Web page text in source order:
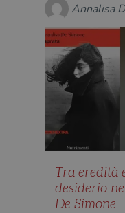
Annalisa
Tra eredità
desiderio
De Simone